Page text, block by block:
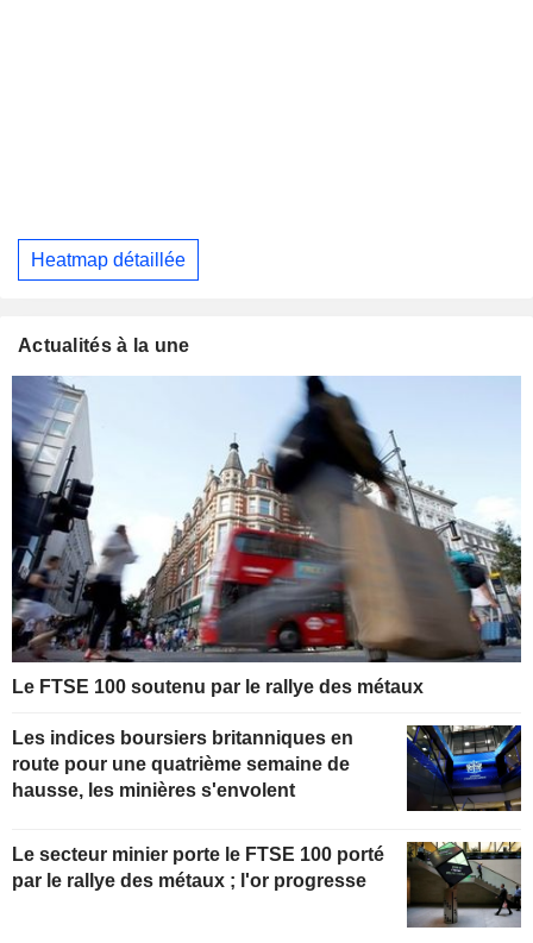
Heatmap détaillée
Actualités à la une
Le FTSE 100 soutenu par le rallye des métaux
Les indices boursiers britanniques en
route pour une quatrième semaine de
hausse, les minières s'envolent
Le secteur minier porte le FTSE 100 porté
par le rallye des métaux ; l'or progresse